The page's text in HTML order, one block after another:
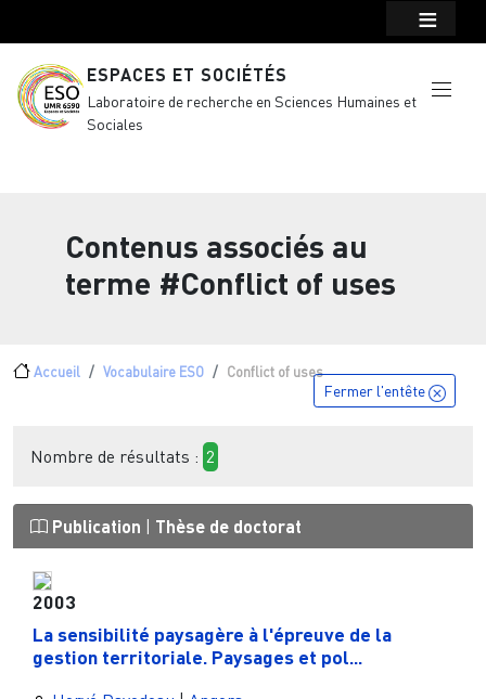
ESPACES ET SOCIÉTÉS
Laboratoire de recherche en Sciences Humaines et
Sociales
Contenus associés au
terme #Conflict of uses
Fil d'Ariane
Accueil Vocabulaire ESO Conflict of uses
Fermer l'entête
Nombre de résultats : 2
Publication Thèse de doctorat
2003
La sensibilité paysagère à l'épreuve de la
gestion territoriale. Paysages et pol...